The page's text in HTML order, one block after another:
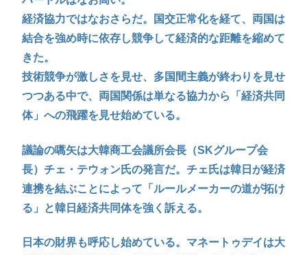
経済協力ではなおさらだ。国交正常化を経て、両国は
結合を強め時に依存し競争して経済的な距離を縮めて
きた。
技術競争が激しさを見せ、多国間主義が終わりを見せ
つつある中で、両国関係は単なる協力から「経済共同
体」への飛躍を見せ始めている。
議論の嚆矢は大韓商工会議所会長（SKグループ会
長）チェ・テウォン氏の発言だ。チェ氏は韓日が経済
連携を結ぶことによって「ルールメーカーの道が拓け
る」と韓日経済共同体を強く訴える。
日本の財界も呼応し始めている。マネートゥデイは大